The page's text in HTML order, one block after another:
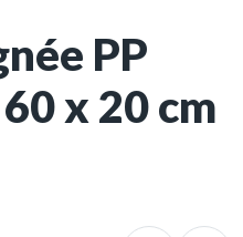
PP
x 20 cm